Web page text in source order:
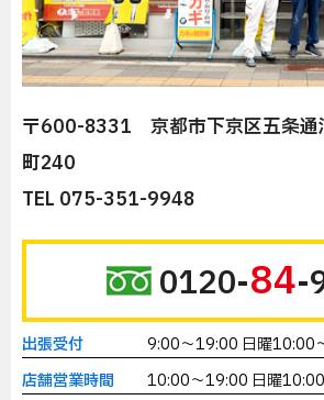
〒600-8331 京都市下京区五条通
町240
TEL 075-351-9948
0120-84-
出張受付
9:00～19:00 日曜10:00
店舗営業時間
10:00～19:00 日曜